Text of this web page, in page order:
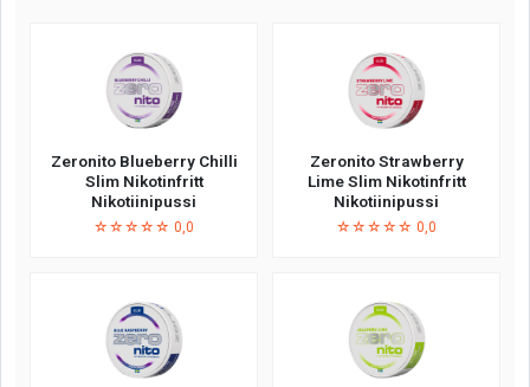
Zeronito Blueberry Chilli
Slim Nikotinfritt
Nikotiinipussi
☆☆☆☆☆ 0,0
Zeronito Strawberry
Lime Slim Nikotinfritt
Nikotiinipussi
☆☆☆☆☆ 0,0